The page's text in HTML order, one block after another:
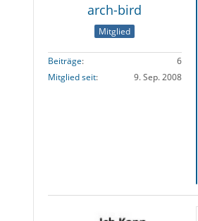
arch-bird
Mitglied
Beiträge
6
Mitglied seit
9. Sep. 2008